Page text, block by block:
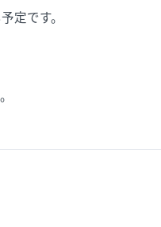
定です。